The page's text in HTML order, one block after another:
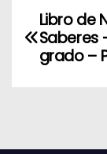
N
a
Libro de
Saberes
grado –